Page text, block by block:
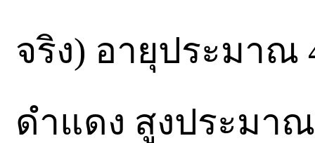
จริง) อายุประมาณ
ดำแดง สูงประมา